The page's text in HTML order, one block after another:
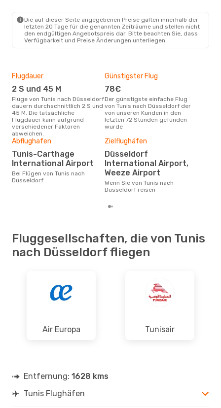
Die auf dieser Seite angegebenen Preise galten innerhalb der
letzten 20 Tage für die genannten Zeiträume und stellen nicht
den endgültigen Angebotspreis dar. Bitte beachten Sie, dass
Verfügbarkeit und Preise Änderungen unterliegen.
Flugdauer
2 S und 45 M
Flüge von Tunis nach Düsseldorf
dauern durchschnittlich 2 S und
45 M. Die tatsächliche
Flugdauer kann aufgrund
verschiedener Faktoren
abweichen.
Günstigster Flug
78€
Der günstigste einfache Flug
von Tunis nach Düsseldorf der
von unseren Kunden in den
letzten 72 Stunden gefunden
wurde
Abflughafen
Tunis-Carthage
International Airport
Bei Flügen von Tunis nach
Düsseldorf
Zielflughäfen
Düsseldorf
International Airport,
Weeze Airport
Wenn Sie von Tunis nach
Düsseldorf reisen
Fluggesellschaften, die von Tunis
nach Düsseldorf fliegen
Air Europa Tunisair
Entfernung: 1628 kms
Tunis Flughäfen